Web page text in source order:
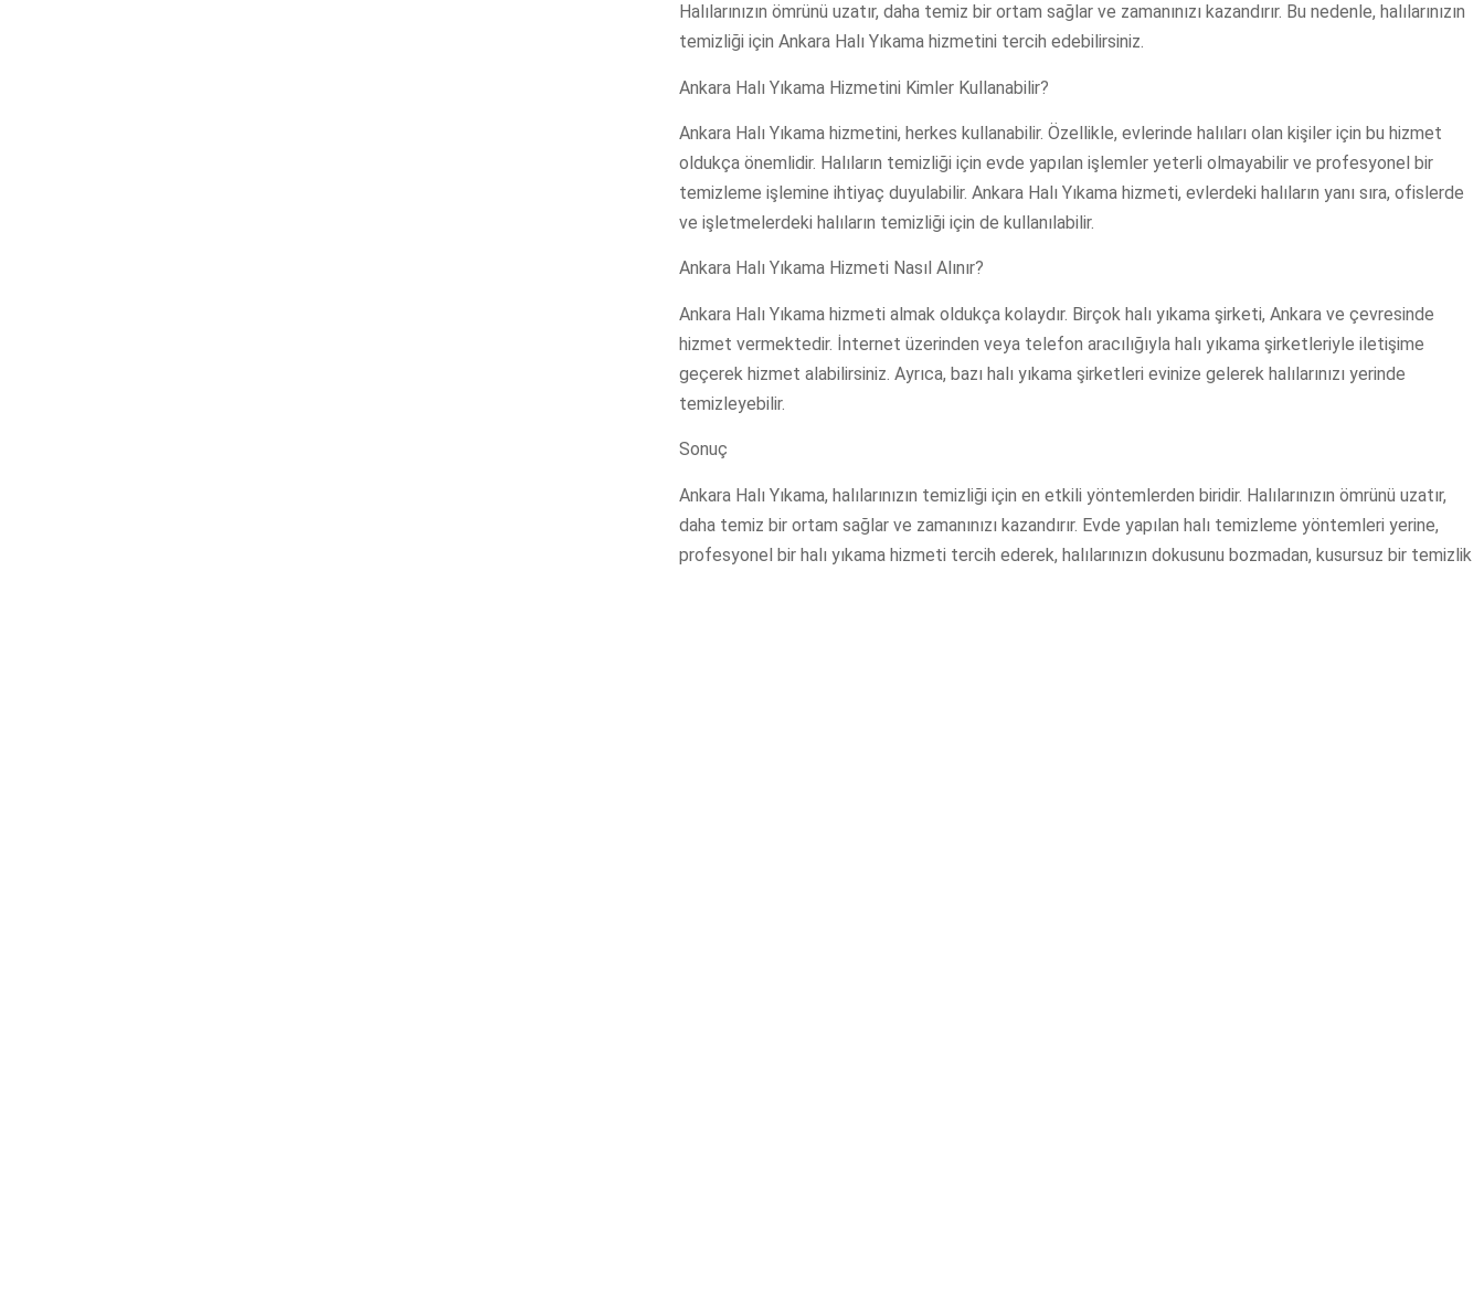
Halılarınızın ömrünü uzatır, daha temiz bir ortam sağlar ve zamanınızı kazandırır. Bu nedenle, halılarınızın
temizliği için Ankara Halı Yıkama hizmetini tercih edebilirsiniz.
Ankara Halı Yıkama Hizmetini Kimler Kullanabilir?
Ankara Halı Yıkama hizmetini, herkes kullanabilir. Özellikle, evlerinde halıları olan kişiler için bu hizmet
oldukça önemlidir. Halıların temizliği için evde yapılan işlemler yeterli olmayabilir ve profesyonel bir
temizleme işlemine ihtiyaç duyulabilir. Ankara Halı Yıkama hizmeti, evlerdeki halıların yanı sıra, ofislerde
ve işletmelerdeki halıların temizliği için de kullanılabilir.
Ankara Halı Yıkama Hizmeti Nasıl Alınır?
Ankara Halı Yıkama hizmeti almak oldukça kolaydır. Birçok halı yıkama şirketi, Ankara ve çevresinde
hizmet vermektedir. İnternet üzerinden veya telefon aracılığıyla halı yıkama şirketleriyle iletişime
geçerek hizmet alabilirsiniz. Ayrıca, bazı halı yıkama şirketleri evinize gelerek halılarınızı yerinde
temizleyebilir.
Sonuç
Ankara Halı Yıkama, halılarınızın temizliği için en etkili yöntemlerden biridir. Halılarınızın ömrünü uzatır,
daha temiz bir ortam sağlar ve zamanınızı kazandırır. Evde yapılan halı temizleme yöntemleri yerine,
profesyonel bir halı yıkama hizmeti tercih ederek, halılarınızın dokusunu bozmadan, kusursuz bir temizlik